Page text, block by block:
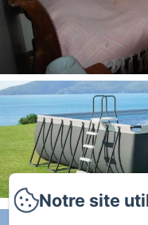
Notre site